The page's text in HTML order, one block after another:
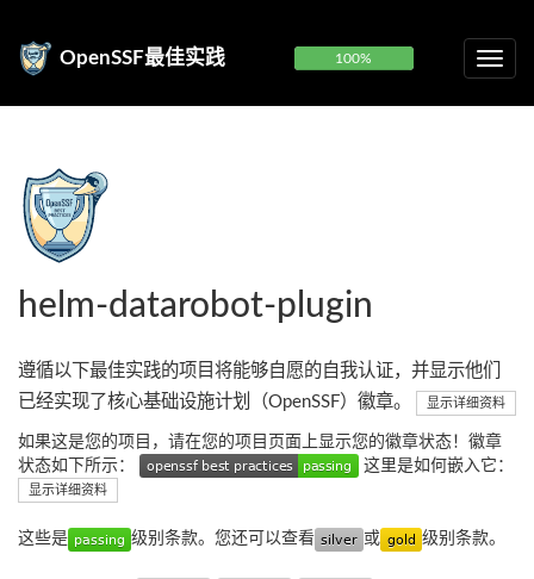
OpenSSF最佳实践 100%
helm-datarobot-plugin
遵循以下最佳实践的项目将能够自愿的自我认证，并显示他们
已经实现了核心基础设施计划（OpenSSF）徽章。
显示详细资料
如果这是您的项目，请在您的项目页面上显示您的徽章状态！徽章
状态如下所示：
这里是如何嵌入它：
显示详细资料
这些是 级别条款。您还可以查看 或 级别条款。